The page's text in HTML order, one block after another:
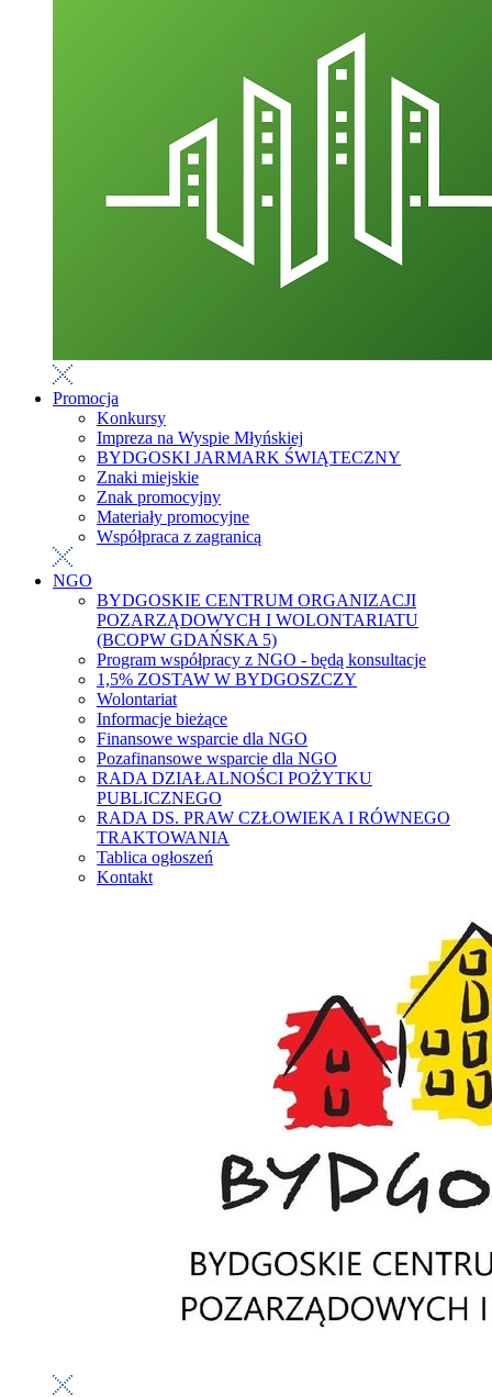
Promocja
Konkursy
Impreza na Wyspie Młyńskiej
BYDGOSKI JARMARK ŚWIĄTECZNY
Znaki miejskie
Znak promocyjny
Materiały promocyjne
Współpraca z zagranicą
NGO
BYDGOSKIE CENTRUM ORGANIZACJI
POZARZĄDOWYCH I WOLONTARIATU
(BCOPW GDAŃSKA 5)
Program współpracy z NGO - będą konsultacje
1,5% ZOSTAW W BYDGOSZCZY
Wolontariat
Informacje bieżące
Finansowe wsparcie dla NGO
Pozafinansowe wsparcie dla NGO
RADA DZIAŁALNOŚCI POŻYTKU
PUBLICZNEGO
RADA DS. PRAW CZŁOWIEKA I RÓWNEGO
TRAKTOWANIA
Tablica ogłoszeń
Kontakt